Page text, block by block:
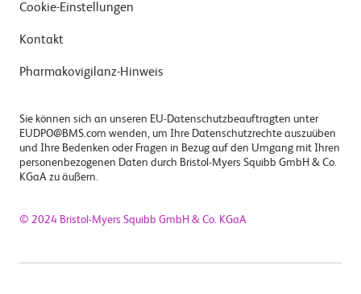
Cookie-Einstellungen
Kontakt
Pharmakovigilanz-Hinweis
Sie können sich an unseren EU-Datenschutzbeauftragten unter
EUDPO@BMS.com wenden, um Ihre Datenschutzrechte auszuüben
und Ihre Bedenken oder Fragen in Bezug auf den Umgang mit Ihren
personenbezogenen Daten durch Bristol-Myers Squibb GmbH & Co.
KGaA zu äußern.
© 2024 Bristol-Myers Squibb GmbH & Co. KGaA